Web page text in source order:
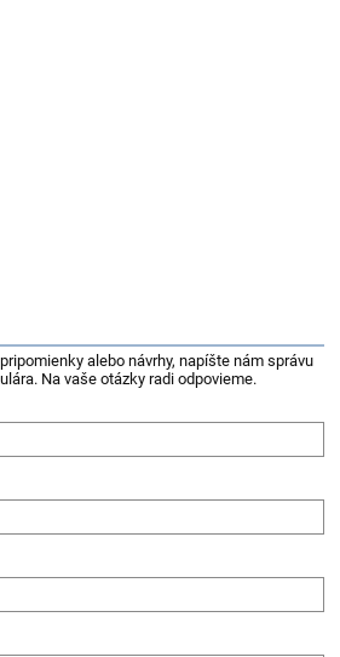
alebo návrhy, napíšte nám správu
Na vaše otázky radi odpovieme.